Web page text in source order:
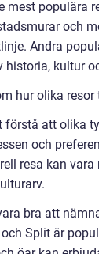
mest populära
och
Andra
historia, kultur
hur olika
förstå att olika
och
resa kan
bra att
Split är